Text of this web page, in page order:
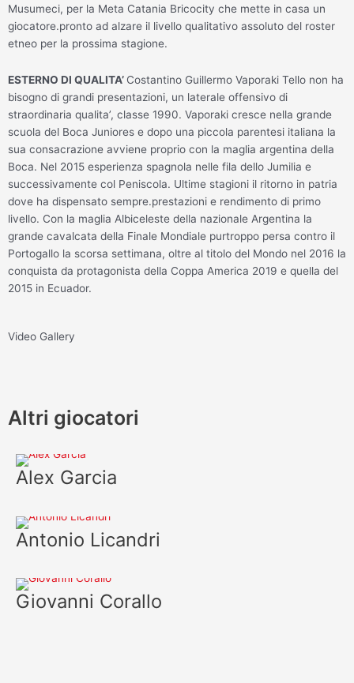
Musumeci, per la Meta Catania Bricocity che mette in casa un
giocatore.pronto ad alzare il livello qualitativo assoluto del roster
etneo per la prossima stagione.
ESTERNO DI QUALITA’ Costantino Guillermo Vaporaki Tello non ha
bisogno di grandi presentazioni, un laterale offensivo di
straordinaria qualita’, classe 1990. Vaporaki cresce nella grande
scuola del Boca Juniores e dopo una piccola parentesi italiana la
sua consacrazione avviene proprio con la maglia argentina della
Boca. Nel 2015 esperienza spagnola nelle fila dello Jumilia e
successivamente col Peniscola. Ultime stagioni il ritorno in patria
dove ha dispensato sempre.prestazioni e rendimento di primo
livello. Con la maglia Albiceleste della nazionale Argentina la
grande cavalcata della Finale Mondiale purtroppo persa contro il
Portogallo la scorsa settimana, oltre al titolo del Mondo nel 2016 la
conquista da protagonista della Coppa America 2019 e quella del
2015 in Ecuador.
Video Gallery
Altri giocatori
Alex Garcia
Antonio Licandri
Giovanni Corallo